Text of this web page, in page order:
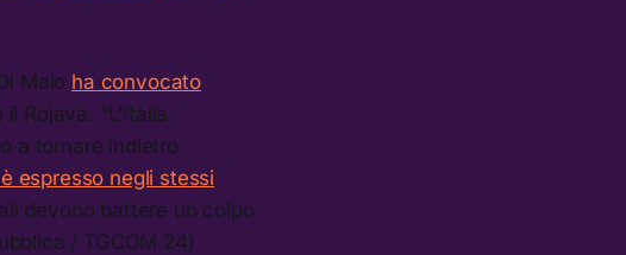
Maio ha convocato
Rojava. “L’Italia
a tornare indietro
espresso negli stessi
devono battere un colpo
/ TGCOM 24)